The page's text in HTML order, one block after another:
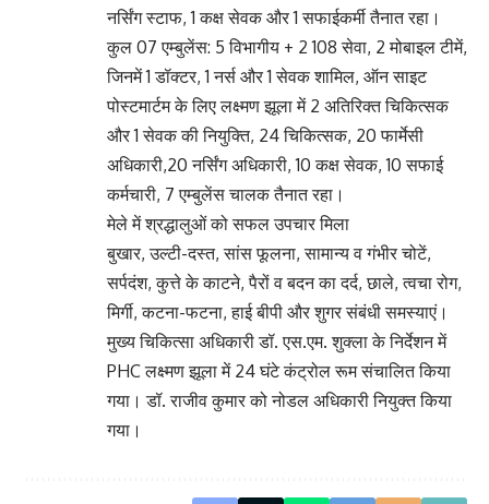
नर्सिंग स्टाफ, 1 कक्ष सेवक और 1 सफाईकर्मी तैनात रहा।
कुल 07 एम्बुलेंस: 5 विभागीय + 2 108 सेवा, 2 मोबाइल टीमें,
जिनमें 1 डॉक्टर, 1 नर्स और 1 सेवक शामिल, ऑन साइट
पोस्टमार्टम के लिए लक्ष्मण झूला में 2 अतिरिक्त चिकित्सक
और 1 सेवक की नियुक्ति, 24 चिकित्सक, 20 फार्मेसी
अधिकारी,20 नर्सिंग अधिकारी, 10 कक्ष सेवक, 10 सफाई
कर्मचारी, 7 एम्बुलेंस चालक तैनात रहा।
मेले में श्रद्धालुओं को सफल उपचार मिला
बुखार, उल्टी-दस्त, सांस फूलना, सामान्य व गंभीर चोटें,
सर्पदंश, कुत्ते के काटने, पैरों व बदन का दर्द, छाले, त्वचा रोग,
मिर्गी, कटना-फटना, हाई बीपी और शुगर संबंधी समस्याएं।
मुख्य चिकित्सा अधिकारी डॉ. एस.एम. शुक्ला के निर्देशन में
PHC लक्ष्मण झूला में 24 घंटे कंट्रोल रूम संचालित किया
गया। डॉ. राजीव कुमार को नोडल अधिकारी नियुक्त किया
गया।